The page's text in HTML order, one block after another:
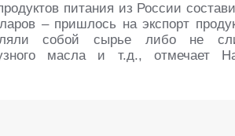
питания из России
– пришлось на экспорт
собой сырье либо не
масла и т.д., отмечает